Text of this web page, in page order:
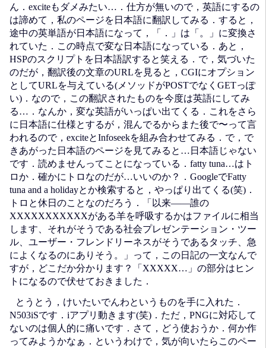
ん．exciteもダメみたい…．仕方が無いので，英語にするの
は諦めて，私のページを日本語に翻訳してみる．すると，
途中の英単語が日本語になって，「．」は「。」に変換さ
れていた．この時点で変な日本語になっている．あと，
HSPのスクリプトを日本語訳すると笑える．で，気づいた
のだが，翻訳後の文章のURLを見ると，CGIにオプション
としてURLを与えている(メソッドがPOSTでなくGETっぽ
い)．なので，この翻訳されたものを今度は英語にしてみ
る…．なんか，変な英語がいっぱい出てくる．これをさら
に日本語に仕様とするが，混んでるからまた後で〜って言
われるので，exciteとInfoseekを組み合わせてみる．で，で
きあがった日本語のページを見てみると…日本語じゃない
です．読めませんってことになっている．fatty tuna…はト
ロか．確かにトロなのだが…いいのか？．GoogleでFatty
tuna and a holidayとか検索すると，やっぱり出てくる(笑)．
トロと休日のことなのだろう．「以来――誰の
XXXXXXXXXXXがある羊を呼吸するかはファイルに相当
します、それがそうである社会プレゼンテーション・ツー
ル、ユーザー・フレンドリーネスがそうであるタッチ、急
によくなるのにありそう。」って，この日記の一文なんで
すが，どこだか分かります？「XXXXX…」の部分はヒン
トになるので伏せておきました．
とうとう，けいたいでんわというものを手に入れた．
N503iSです．iアプリ動きます(笑)．ただ，PNGに対応して
ないのは個人的に痛いです．さて，どう使おうか．何か作
ってみようかなぁ．というわけで，気が向いたらこのペー